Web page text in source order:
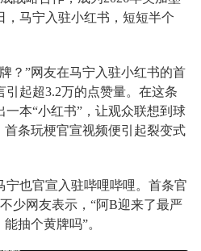
，马宁入驻小红书，短短半个
？”网友在马宁入驻小红书的首
起超3.2万的点赞量。在这条
本“小红书”，让观众联想到球
首条玩梗官宣视频便引起裂变式
宁也官宣入驻哔哩哔哩。首条官
少网友表示，“阿B迎来了最严
抽个黄牌吗”。